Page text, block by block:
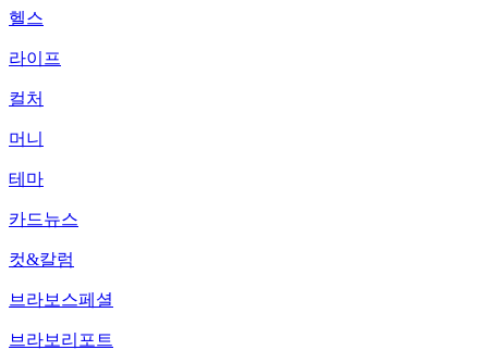
헬스
라이프
컬처
머니
테마
카드뉴스
컷&칼럼
브라보스페셜
브라보리포트